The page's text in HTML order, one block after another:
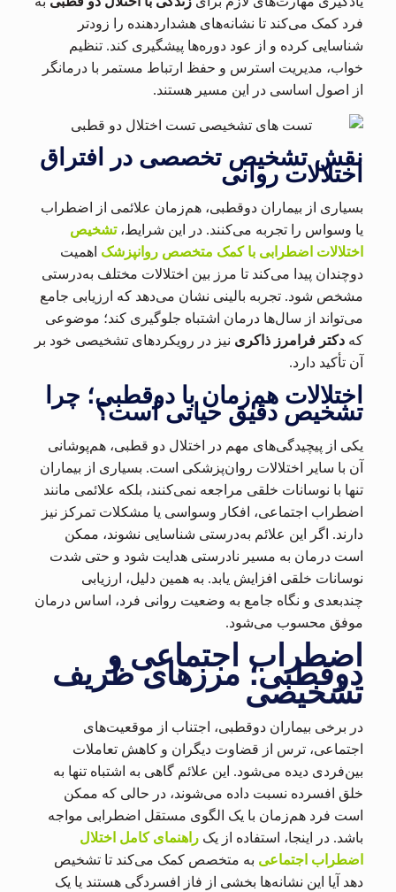
فرد کمک می‌کند تا نشانه‌های هشداردهنده را زودتر
شناسایی کرده و از عود دوره‌ها پیشگیری کند. تنظیم
خواب، مدیریت استرس و حفظ ارتباط مستمر با درمانگر
از اصول اساسی در این مسیر هستند.
نقش تشخیص تخصصی در افتراق
اختلالات روانی
بسیاری از بیماران دوقطبی، هم‌زمان علائمی از اضطراب
یا وسواس را تجربه می‌کنند. در این شرایط،تشخیص
اختلالات اضطرابی با کمک متخصص روانپزشک اهمیت
دوچندان پیدا می‌کند تا مرز بین اختلالات مختلف به‌درستی
مشخص شود. تجربه بالینی نشان می‌دهد که ارزیابی جامع
می‌تواند از سال‌ها درمان اشتباه جلوگیری کند؛ موضوعی
که دکتر فرامرز ذاکری نیز در رویکردهای تشخیصی خود بر
آن تأکید دارد.
اختلالات هم‌زمان با دوقطبی؛ چرا
تشخیص دقیق حیاتی است؟
یکی از پیچیدگی‌های مهم در اختلال دو قطبی، هم‌پوشانی
آن با سایر اختلالات روان‌پزشکی است. بسیاری از بیماران
تنها با نوسانات خلقی مراجعه نمی‌کنند، بلکه علائمی مانند
اضطراب اجتماعی، افکار وسواسی یا مشکلات تمرکز نیز
دارند. اگر این علائم به‌درستی شناسایی نشوند، ممکن
است درمان به مسیر نادرستی هدایت شود و حتی شدت
نوسانات خلقی افزایش یابد. به همین دلیل، ارزیابی
چندبعدی و نگاه جامع به وضعیت روانی فرد، اساس درمان
موفق محسوب می‌شود.
اضطراب اجتماعی و
دوقطبی؛ مرزهای ظریف
تشخیصی
در برخی بیماران دوقطبی، اجتناب از موقعیت‌های
اجتماعی، ترس از قضاوت دیگران و کاهش تعاملات
بین‌فردی دیده می‌شود. این علائم گاهی به اشتباه تنها به
خلق افسرده نسبت داده می‌شوند، در حالی که ممکن
است فرد هم‌زمان با یک الگوی مستقل اضطرابی مواجه
باشد. در اینجا، استفاده از یک راهنمای کامل اختلال
اضطراب اجتماعی به متخصص کمک می‌کند تا تشخیص
دهد آیا این نشانه‌ها بخشی از فاز افسردگی هستند یا یک